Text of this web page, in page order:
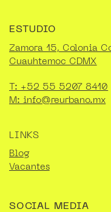
ESTUDIO
Zamora 15, Colonia
Cuauhtemoc CDMX
T: +52 55 5207 8410
M: info@reurbano.mx
LINKS
Blog
Vacantes
SOCIAL MEDIA